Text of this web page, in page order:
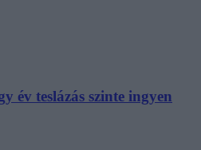
év teslázás szinte ingyen